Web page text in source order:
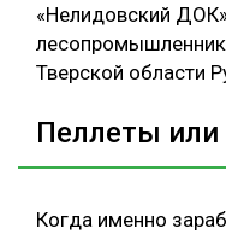
«Нелидовский
Тверской области
Пеллеты или
Когда именно